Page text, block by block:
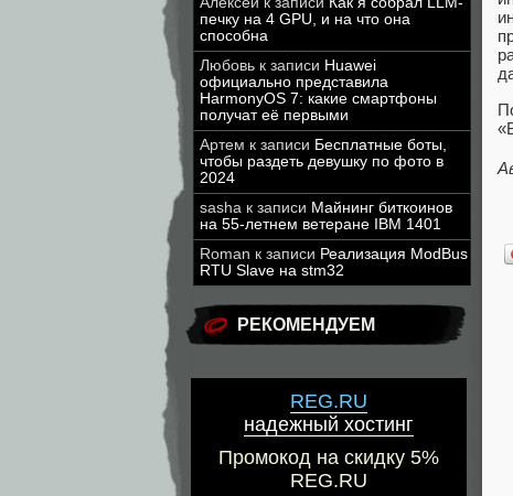
печку на 4 GPU, и на что она
способна
Любовь к записи Huawei
официально представила
HarmonyOS 7: какие смартфоны
получат её первыми
Артем к записи Бесплатные боты,
чтобы раздеть девушку по фото в
2024
sasha к записи Майнинг биткоинов
на 55-летнем ветеране IBM 1401
Roman к записи Реализация ModBus
RTU Slave на stm32
РЕКОМЕНДУЕМ
REG.RU
надежный хостинг
Промокод на скидку 5%
REG.RU